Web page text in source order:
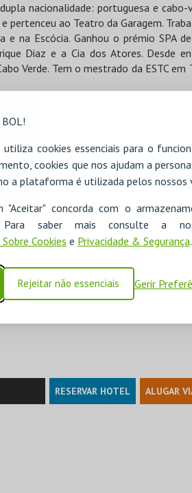
cookies essenciais para o
cookies que nos ajudam a
a plataforma é utilizada pelos nossos
"Aceitar" concorda com o
Para saber mais consulte a
Cookies e Privacidade & Segurança.
Rejeitar não essenciais Gerir
nacionalidade: portuguesa e cabo-
pertenceu ao Teatro da Garagem.
na Escócia. Ganhou o prémio SPA
Diaz e a Cia dos Atores. Desde
Verde. Tem o mestrado da ESTC em
LOULETANO, RTP
Joaquim Benite, na Avenida
RESERVAR HOTEL ALUGAR